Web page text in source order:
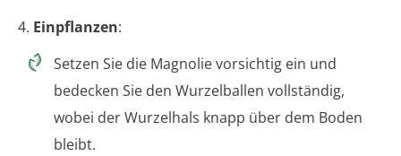
4. Einpflanzen:
Setzen Sie die Magnolie vorsichtig ein und
bedecken Sie den Wurzelballen vollständig,
wobei der Wurzelhals knapp über dem Boden
bleibt.